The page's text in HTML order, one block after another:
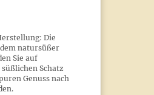
Die
natursüßer
Sie auf
Schatz
Genuss nach